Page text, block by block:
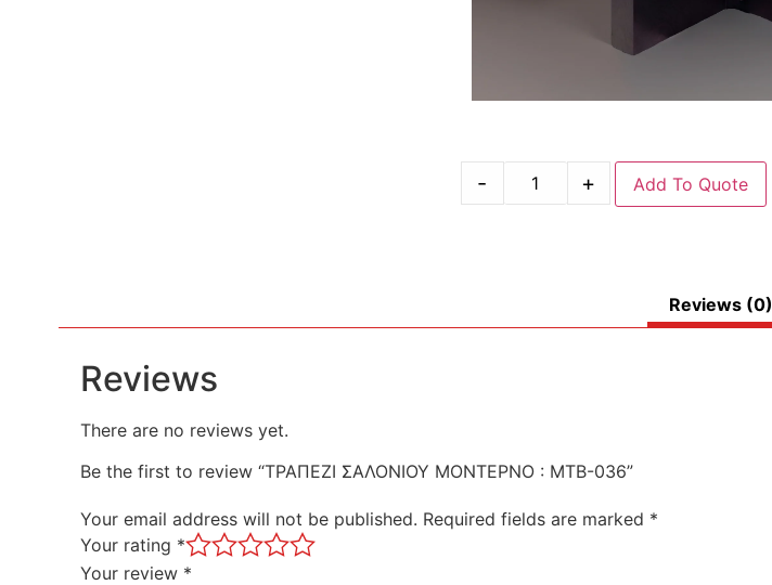
- + Add To Quote
Reviews (0)
Reviews
There are no reviews yet.
Be the first to review “ΤΡΑΠΕΖΙ ΣΑΛΟΝΙΟΥ ΜΟΝΤΕΡΝΟ : MTB-036”
Your email address will not be published. Required fields are marked *
Your rating *
Your review *